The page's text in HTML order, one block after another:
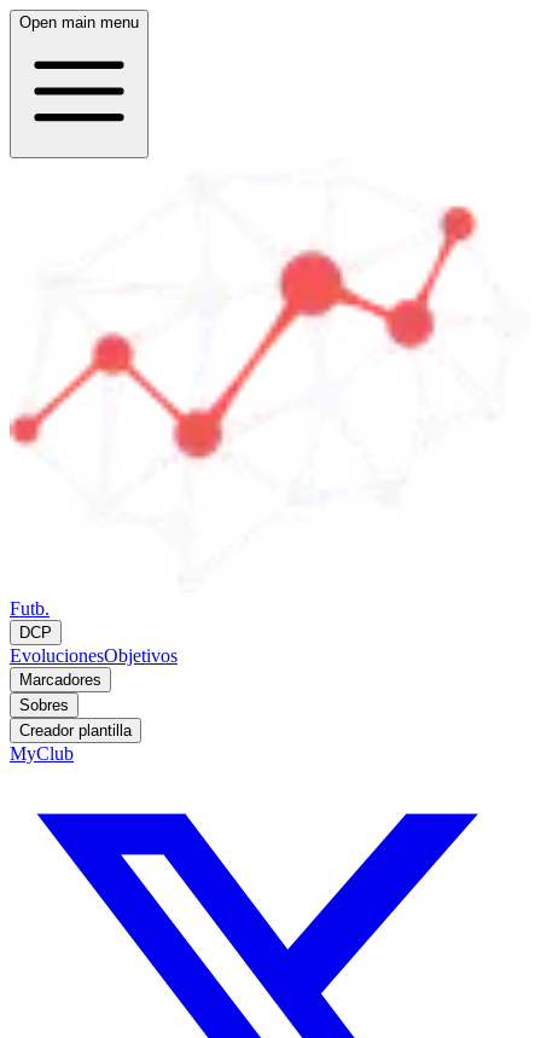
Open main menu
Futb.
DCP
EvolucionesObjetivos
Marcadores
Sobres
Creador plantilla
MyClub